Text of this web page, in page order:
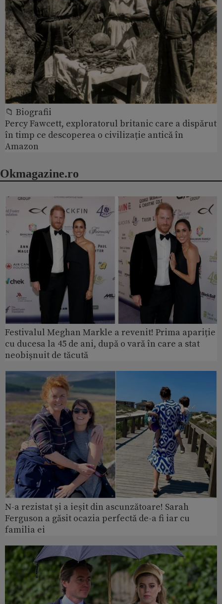
📁 Biografii
Percy Fawcett, exploratorul britanic care a dispărut
în timp ce descoperea o civilizație antică în
Amazon
Okmagazine.ro
Festivalul Meghan Markle a revenit! Prima apariție
cu ducesa la 45 de ani, după o vară în care a stat
neobișnuit de tăcută
N-a rezistat și a ieșit din ascunzătoare! Sarah
Ferguson a găsit ocazia perfectă de-a fi iar cu
familia ei